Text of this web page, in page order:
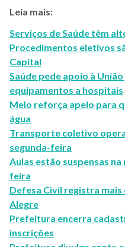
Leia mais:
Serviços de Saúde têm
Procedimentos eletivos
Capital
Saúde pede apoio à
equipamentos a hospitais
Melo reforça apelo para
água
Transporte coletivo
segunda-feira
Aulas estão suspensas
feira
Defesa Civil registra
Alegre
Prefeitura encerra
inscrições